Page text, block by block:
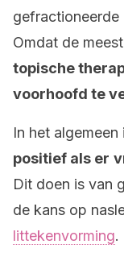
gefractioneerde
Omdat de
topische
voorhoofd te
In het algemeen
positief als er
Dit doen is van
de kans op
littekenvorming.